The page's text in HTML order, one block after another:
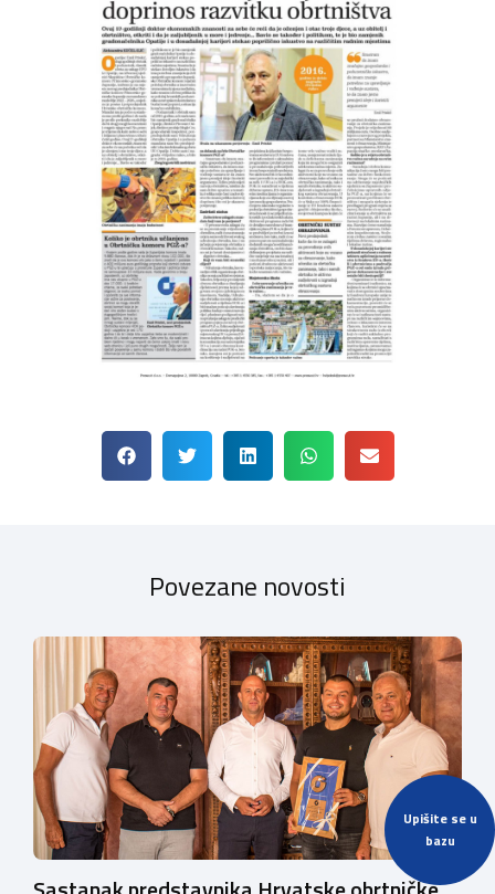
Upišite se u
bazu
Povezane novosti